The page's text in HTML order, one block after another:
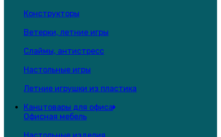
Конструкторы
Ветерки, летние игры
Слаймы, антистресс
Настольные игры
Летние игрушки из пластика
Канцтовары для офиса
Офисная мебель